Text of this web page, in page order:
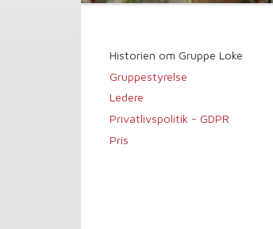
Historien om Gruppe Loke
Gruppestyrelse
Ledere
Privatlivspolitik - GDPR
Pris